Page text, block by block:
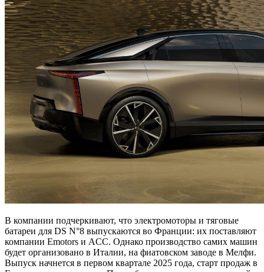
В компании подчеркивают, что электромоторы и тяговые
батареи для DS N°8 выпускаются во Франции: их поставляют
компании Emotors и ACC. Однако производство самих машин
будет организовано в Италии, на фиатовском заводе в Мелфи.
Выпуск начнется в первом квартале 2025 года, старт продаж в